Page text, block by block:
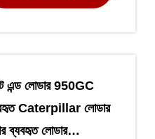
এন্ড লোডার 950GC
Caterpillar লোডার
ব্যবহৃত লোডার